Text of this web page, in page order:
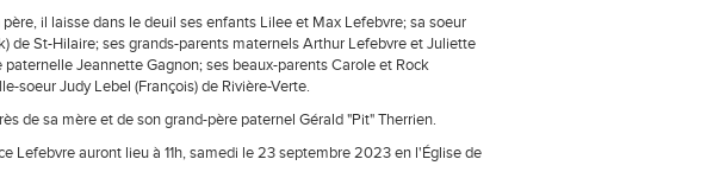
il laisse dans le deuil ses enfants Lilee et Max Lefebvre; sa soeur
de St-Hilaire; ses grands-parents maternels Arthur Lefebvre et Juliette
paternelle Jeannette Gagnon; ses beaux-parents Carole et Rock
soeur Judy Lebel (François) de Rivière-Verte.
de sa mère et de son grand-père paternel Gérald "Pit" Therrien.
Lefebvre auront lieu à 11h, samedi le 23 septembre 2023 en l'Église de